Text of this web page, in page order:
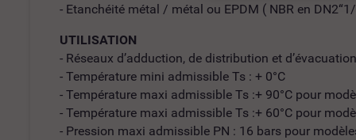
- Etanchéité métal / métal ou EPDM ( NBR en
UTILISATION
- Réseaux d’adduction, de distribution et d’évacuation
- Température mini admissible Ts : + 0°C
- Température maxi admissible Ts :+ 90°C pour
- Température maxi admissible Ts :+ 60°C pour
- Pression maxi admissible PN : 16 bars pour